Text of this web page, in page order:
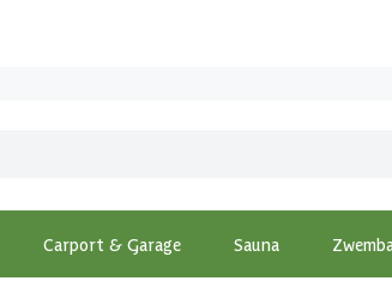
Carport & Garage Sauna